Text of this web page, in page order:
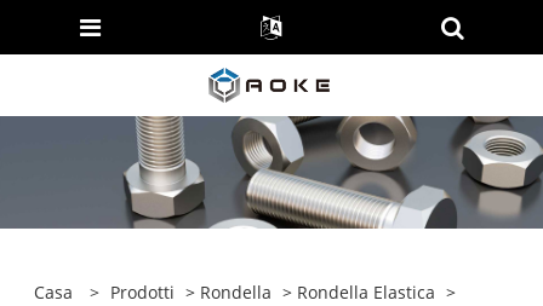
Casa > Prodotti > Rondella > Rondella Elastica >